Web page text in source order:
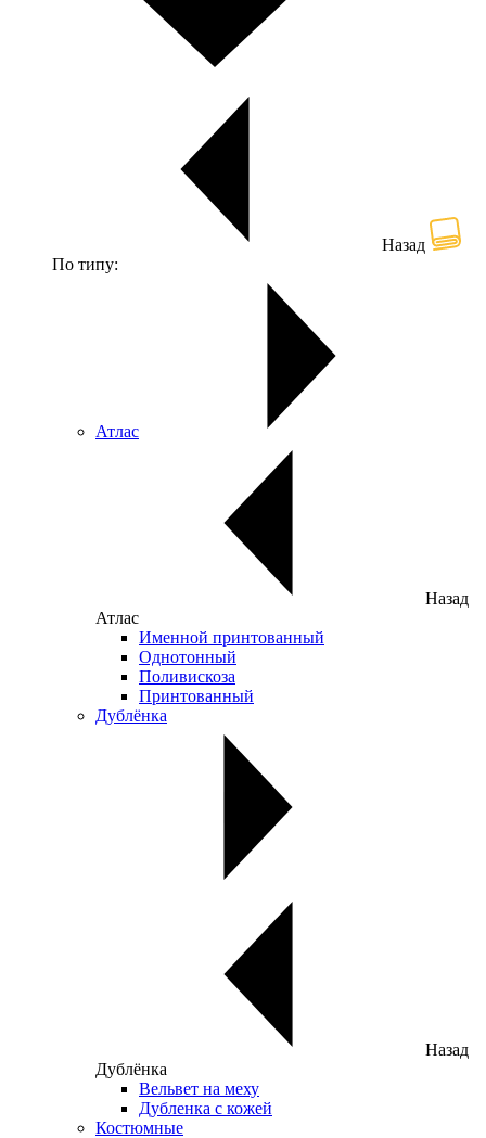
Назад
По типу:
Атлас
Назад
Атлас
Именной принтованный
Однотонный
Поливискоза
Принтованный
Дублёнка
Назад
Дублёнка
Вельвет на меху
Дубленка с кожей
Костюмные